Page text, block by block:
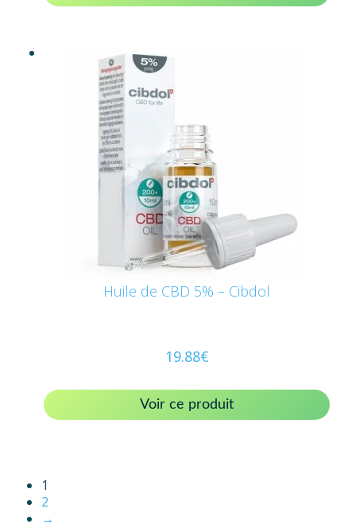
Huile de CBD 5% – Cibdol
19.88€
Voir ce produit
1
2
→